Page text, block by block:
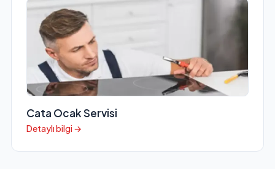
Cata Ocak Servisi
Detaylı bilgi →